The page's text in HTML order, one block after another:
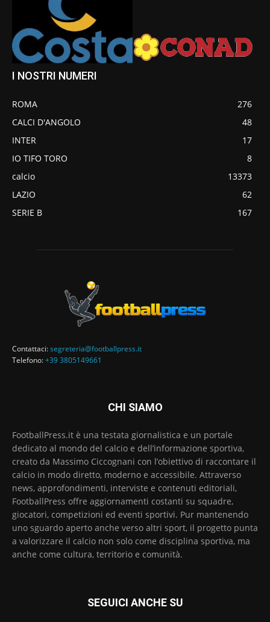
I NOSTRI NUMERI
ROMA
276
CALCI D'ANGOLO
48
INTER
17
IO TIFO TORO
8
calcio
13373
LAZIO
62
SERIE B
167
Contattaci:segreteria@footballpress.it
Telefono:+39 3805149661
CHI SIAMO
FootballPress.it è una testata giornalistica e un portale
dedicato al mondo del calcio e dell’informazione sportiva,
creato da Massimo Ciccognani con l’obiettivo di raccontare il
calcio in modo diretto, moderno e accessibile. Attraverso
news, approfondimenti, interviste e contenuti editoriali,
FootballPress offre aggiornamenti costanti su squadre,
giocatori, competizioni ed eventi sportivi. Pur mantenendo
uno sguardo aperto anche verso altri sport, il progetto punta
a valorizzare il calcio non solo come disciplina sportiva, ma
anche come cultura, territorio e comunità.
SEGUICI ANCHE SU